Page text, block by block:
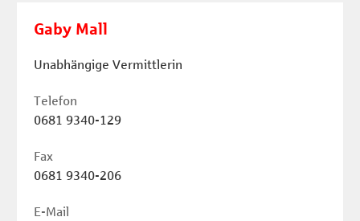
Gaby Mall
Unabhängige Vermittlerin
Telefon
0681 9340-129
Fax
0681 9340-206
E-Mail